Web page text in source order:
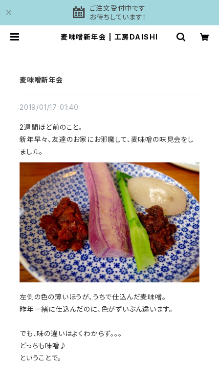
ご注文受付中です
お待ちしています！
麦味噌新年会 | 工房DAISHI
麦味噌新年会
2019/01/17 01:40
2週間ほど前のこと。
新年早々、友達のお家にお邪魔して、麦味噌の味見会をし
ました。
左側の色の薄いほうが、うちで仕込んだ麦味噌。
昨年一緒に仕込んだのに、色がずいぶん違います。
でも、味の違いはよくわからず。。。
どっちも味噌♪
ということで。